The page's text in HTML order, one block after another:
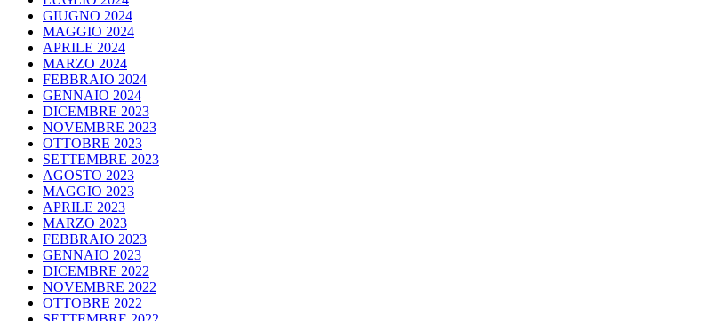
GIUGNO 2024
MAGGIO 2024
APRILE 2024
MARZO 2024
FEBBRAIO 2024
GENNAIO 2024
DICEMBRE 2023
NOVEMBRE 2023
OTTOBRE 2023
SETTEMBRE 2023
AGOSTO 2023
MAGGIO 2023
APRILE 2023
MARZO 2023
FEBBRAIO 2023
GENNAIO 2023
DICEMBRE 2022
NOVEMBRE 2022
OTTOBRE 2022